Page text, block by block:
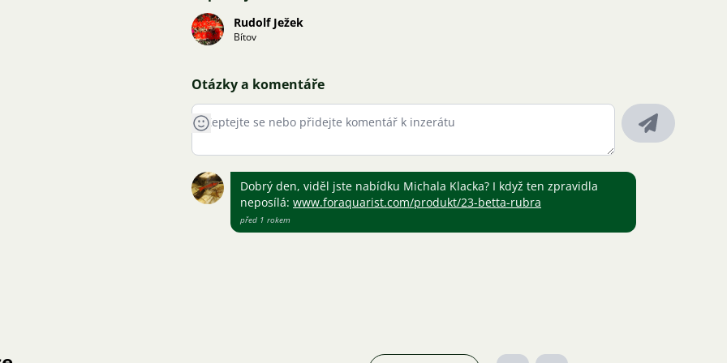
Rudolf Ježek
Bítov
Otázky a komentáře
Dobrý den, viděl jste nabídku Michala Klacka? I když ten zpravidla
neposílá: www.foraquarist.com/produkt/23-betta-rubra
před 1 rokem